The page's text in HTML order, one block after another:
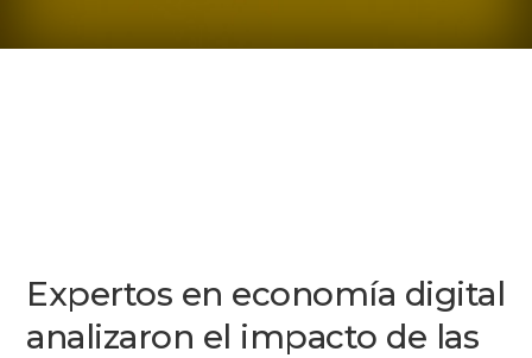
Expertos en economía digital
analizaron el impacto de las